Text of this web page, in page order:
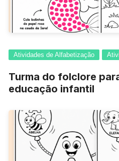
Atividades de Alfabetização
Turma do folclore
educação infantil